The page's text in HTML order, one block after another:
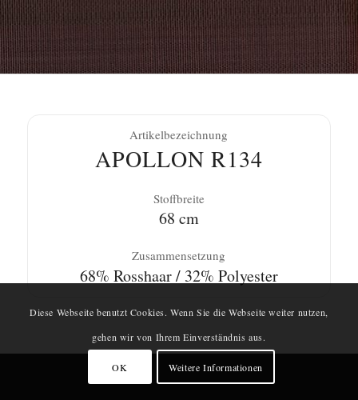
Artikelbezeichnung
APOLLON R134
Stoffbreite
68 cm
Zusammensetzung
68% Rosshaar / 32% Polyester
Diese Webseite benutzt Cookies. Wenn Sie die Webseite weiter nutzen,
gehen wir von Ihrem Einverständnis aus.
OK Weitere Informationen